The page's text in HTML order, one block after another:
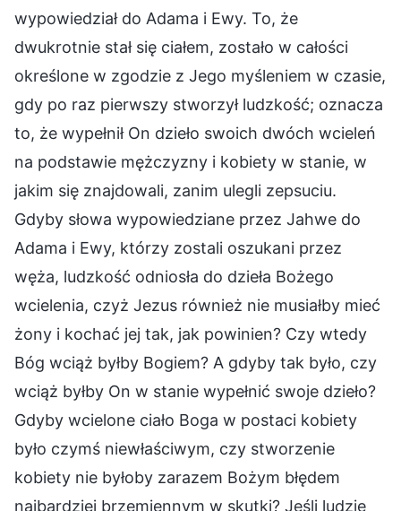
wypowiedział do Adama i Ewy. To, że
dwukrotnie stał się ciałem, zostało w całości
określone w zgodzie z Jego myśleniem w czasie,
gdy po raz pierwszy stworzył ludzkość; oznacza
to, że wypełnił On dzieło swoich dwóch wcieleń
na podstawie mężczyzny i kobiety w stanie, w
jakim się znajdowali, zanim ulegli zepsuciu.
Gdyby słowa wypowiedziane przez Jahwe do
Adama i Ewy, którzy zostali oszukani przez
węża, ludzkość odniosła do dzieła Bożego
wcielenia, czyż Jezus również nie musiałby mieć
żony i kochać jej tak, jak powinien? Czy wtedy
Bóg wciąż byłby Bogiem? A gdyby tak było, czy
wciąż byłby On w stanie wypełnić swoje dzieło?
Gdyby wcielone ciało Boga w postaci kobiety
było czymś niewłaściwym, czy stworzenie
kobiety nie byłoby zarazem Bożym błędem
najbardziej brzemiennym w skutki? Jeśli ludzie